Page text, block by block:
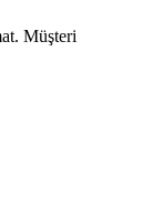
Müşteri